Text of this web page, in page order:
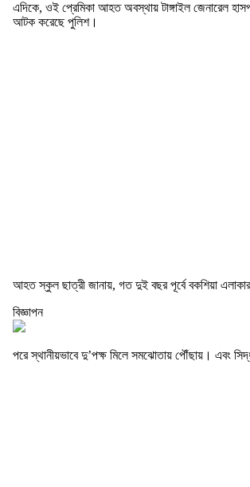
এদিকে, ওই প্রেমিকা আহত অবস্থায় টাঙ্গাইল জেনারেল
আটক করেছে পুলিশ।
আহত স্কুল ছাত্রী জানায়, গত দুই বছর পূর্বে বকশিয়া এলাকার
বিজ্ঞাপন
পরে স্থানীয়ভাবে দু’পক্ষ মিলে সমঝোতায় পৌঁছায়। এবং